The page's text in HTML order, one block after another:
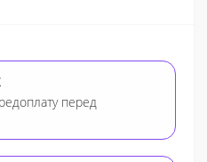
перед